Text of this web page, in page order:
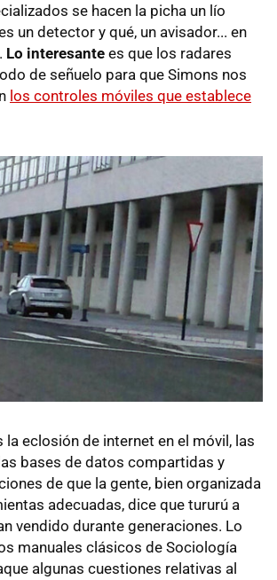
se hacen la picha un lío
un detector y qué, un avisador... en
Lo interesante es que los radares
de señuelo para que Simons nos
los controles móviles que establece
la eclosión de internet en el móvil, las
bases de datos compartidas y
de que la gente, bien organizada
adecuadas, dice que tururú a
vendido durante generaciones. Lo
manuales clásicos de Sociología
algunas cuestiones relativas al